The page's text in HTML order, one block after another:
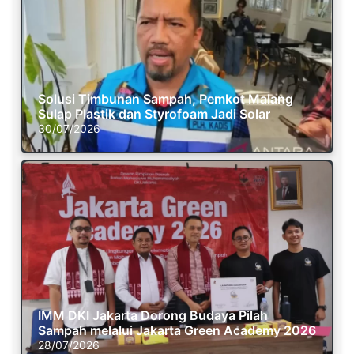
Solusi Timbunan Sampah, Pemkot Malang
Sulap Plastik dan Styrofoam Jadi Solar
30/07/2026
IMM DKI Jakarta Dorong Budaya Pilah
Sampah melalui Jakarta Green Academy 2026
28/07/2026